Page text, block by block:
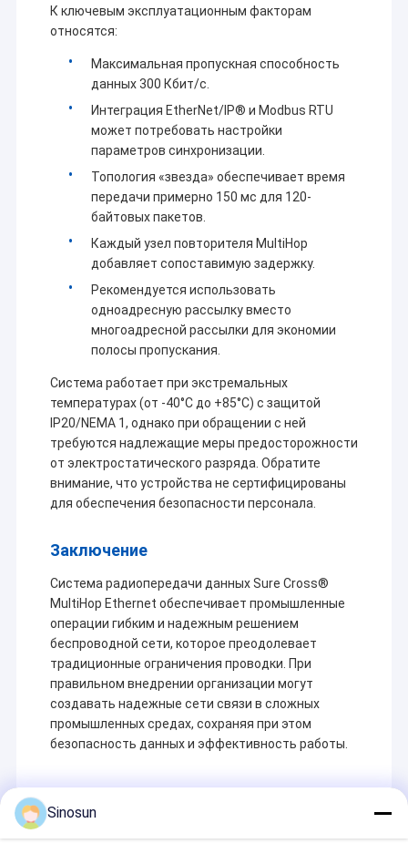
К ключевым эксплуатационным факторам
относятся:
Максимальная пропускная способность
данных 300 Кбит/с.
Интеграция EtherNet/IP® и Modbus RTU
может потребовать настройки
параметров синхронизации.
Топология «звезда» обеспечивает время
передачи примерно 150 мс для 120-
байтовых пакетов.
Каждый узел повторителя MultiHop
добавляет сопоставимую задержку.
Рекомендуется использовать
одноадресную рассылку вместо
многоадресной рассылки для экономии
полосы пропускания.
Система работает при экстремальных
температурах (от -40°C до +85°C) с защитой
IP20/NEMA 1, однако при обращении с ней
требуются надлежащие меры предосторожности
от электростатического разряда. Обратите
внимание, что устройства не сертифицированы
для обеспечения безопасности персонала.
Заключение
Система радиопередачи данных Sure Cross®
MultiHop Ethernet обеспечивает промышленные
операции гибким и надежным решением
беспроводной сети, которое преодолевает
традиционные ограничения проводки. При
правильном внедрении организации могут
создавать надежные сети связи в сложных
промышленных средах, сохраняя при этом
безопасность данных и эффективность работы.
Recommended Products
Sinosun